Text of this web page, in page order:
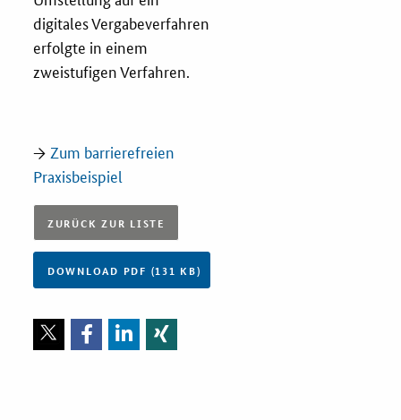
Zertifizierung
Aktuelles
Fördermöglichkeiten
Service und Kontakt
Praxisbeispiele
digitales Vergabeverfahren
erfolgte in einem
zweistufigen Verfahren.
→ Zum barrierefreien
Praxisbeispiel
ZURÜCK ZUR LISTE
DOWNLOAD PDF (131 KB)